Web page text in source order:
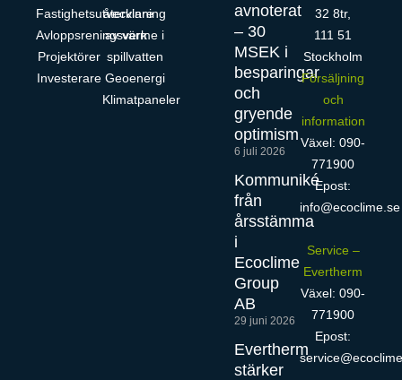
Fastighetsutvecklare
Avloppsreningsverk
Projektörer
Investerare
återvinning
av värme i
spillvatten
Geoenergi
Klimatpaneler
avnoterat
– 30
MSEK i
besparingar
och
gryende
optimism
6 juli 2026
Kommuniké
från
årsstämma
i
Ecoclime
Group
AB
29 juni 2026
Evertherm
stärker
32 8tr,
111 51
Stockholm
Försäljning
och
information
Växel: 090-
771900
Epost:
info@ecoclime.se
Service –
Evertherm
Växel: 090-
771900
Epost: